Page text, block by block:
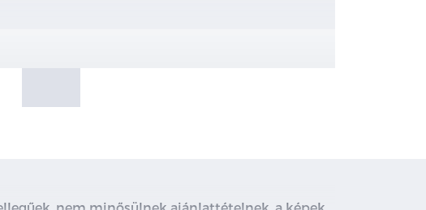
nem minősülnek ajánlattételnek, a képek